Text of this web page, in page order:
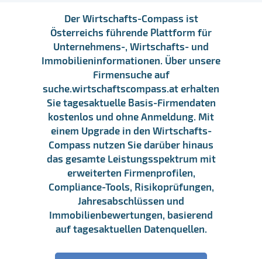
Der Wirtschafts-Compass ist
Österreichs führende Plattform für
Unternehmens-, Wirtschafts- und
Immobilieninformationen. Über unsere
Firmensuche auf
suche.wirtschaftscompass.at erhalten
Sie tagesaktuelle Basis-Firmendaten
kostenlos und ohne Anmeldung. Mit
einem Upgrade in den Wirtschafts-
Compass nutzen Sie darüber hinaus
das gesamte Leistungsspektrum mit
erweiterten Firmenprofilen,
Compliance-Tools, Risikoprüfungen,
Jahresabschlüssen und
Immobilienbewertungen, basierend
auf tagesaktuellen Datenquellen.